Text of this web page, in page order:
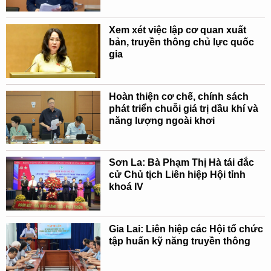
Xem xét việc lập cơ quan xuất
bản, truyền thông chủ lực quốc
gia
Hoàn thiện cơ chế, chính sách
phát triển chuỗi giá trị dầu khí và
năng lượng ngoài khơi
Sơn La: Bà Phạm Thị Hà tái đắc
cử Chủ tịch Liên hiệp Hội tỉnh
khoá IV
Gia Lai: Liên hiệp các Hội tổ chức
tập huấn kỹ năng truyền thông